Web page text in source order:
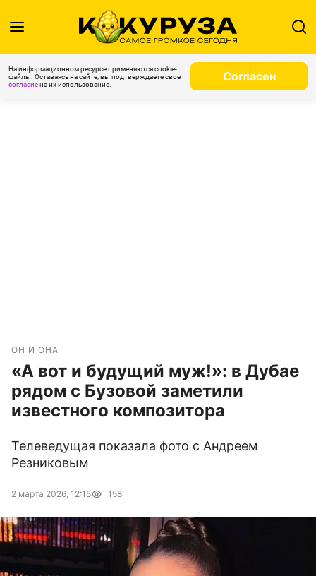
На информационном ресурсе применяются cookie-
файлы. Оставаясь на сайте, вы подтверждаете свое
согласиена их использование.
Согласен
ОН И ОНА
«А вот и будущий муж!»: в Дубае
рядом с Бузовой заметили
известного композитора
Телеведущая показала фото с Андреем
Резниковым
2 марта 2026, 12:15 158